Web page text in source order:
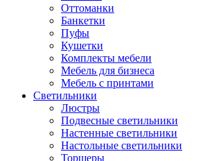
Оттоманки
Банкетки
Пуфы
Кушетки
Комплекты мебели
Мебель для бизнеса
Мебель с принтами
Светильники
Люстры
Подвесные светильники
Настенные светильники
Настольные светильники
Торшеры